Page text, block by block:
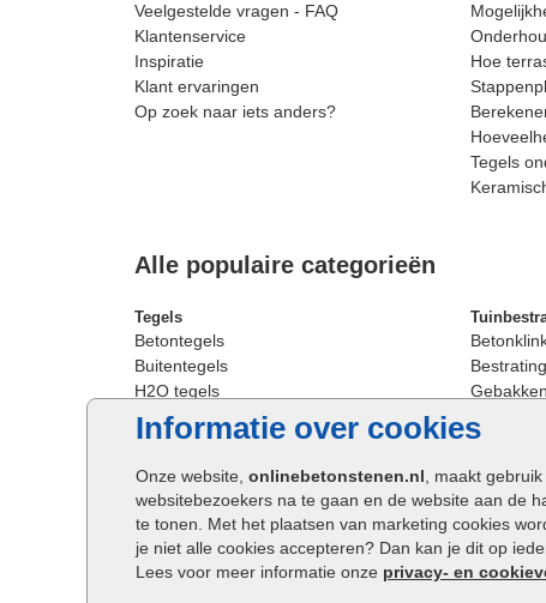
Informatie over cookies
Onze website, onlinebetonstenen.nl , maakt
websitebezoekers na te gaan en de website aan de
te tonen. Met het plaatsen van marketing cookies
je niet alle cookies accepteren? Dan kan je dit op
Lees voor meer informatie onze privacy- en
Veelgestelde vragen - FAQ
Klantenservice
Inspiratie
Klant ervaringen
Op zoek naar iets anders?
Hoe
Tegels
Alle populaire categorieën
Tegels
Betontegels
Buitentegels
H2O tegels
Keramische terrastegels
Oprit tegels
Patio tegels
Siertegels
Stoeptegels
Straattegels
Terrastegels
Strakke